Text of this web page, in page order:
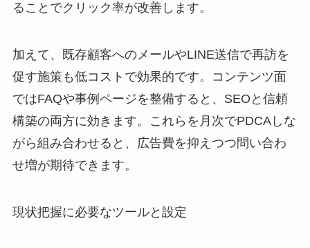
ることでクリック率が改善します。
加えて、既存顧客へのメールやLINE送信で再訪を
促す施策も低コストで効果的です。コンテンツ面
ではFAQや事例ページを整備すると、SEOと信頼
構築の両方に効きます。これらを月次でPDCAしな
がら組み合わせると、広告費を抑えつつ問い合わ
せ増が期待できます。
現状把握に必要なツールと設定